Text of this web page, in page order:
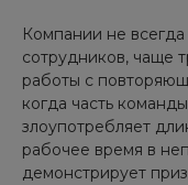
Компании не
сотрудников, чаще
работы с
когда часть
злоупотребляет
рабочее время в
демонстрирует